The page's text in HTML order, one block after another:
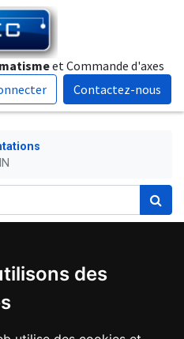
des
et Commande d'axes
Contactez-nous